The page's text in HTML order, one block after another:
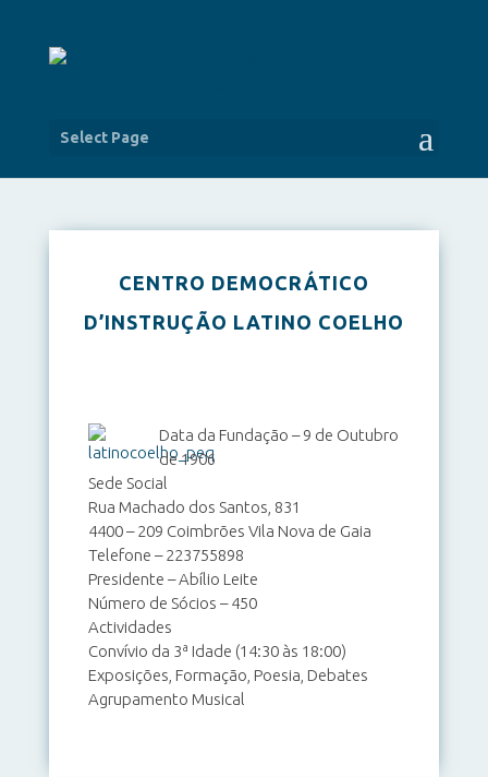
Select Page
CENTRO DEMOCRÁTICO
D’INSTRUÇÃO LATINO COELHO
Data da Fundação – 9 de Outubro
de 1906
Sede Social
Rua Machado dos Santos, 831
4400 – 209 Coimbrões Vila Nova de Gaia
Telefone – 223755898
Presidente – Abílio Leite
Número de Sócios – 450
Actividades
Convívio da 3ª Idade (14:30 às 18:00)
Exposições, Formação, Poesia, Debates
Agrupamento Musical